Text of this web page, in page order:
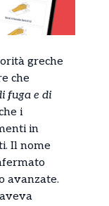
greche
che
fuga e di
i
in
Il nome
avanzate.